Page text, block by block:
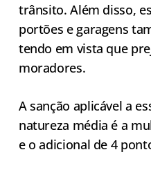
trânsito. Além disso,
portões e garagens
tendo em vista que
moradores.
A sanção aplicável a
natureza média é a
e o adicional de 4